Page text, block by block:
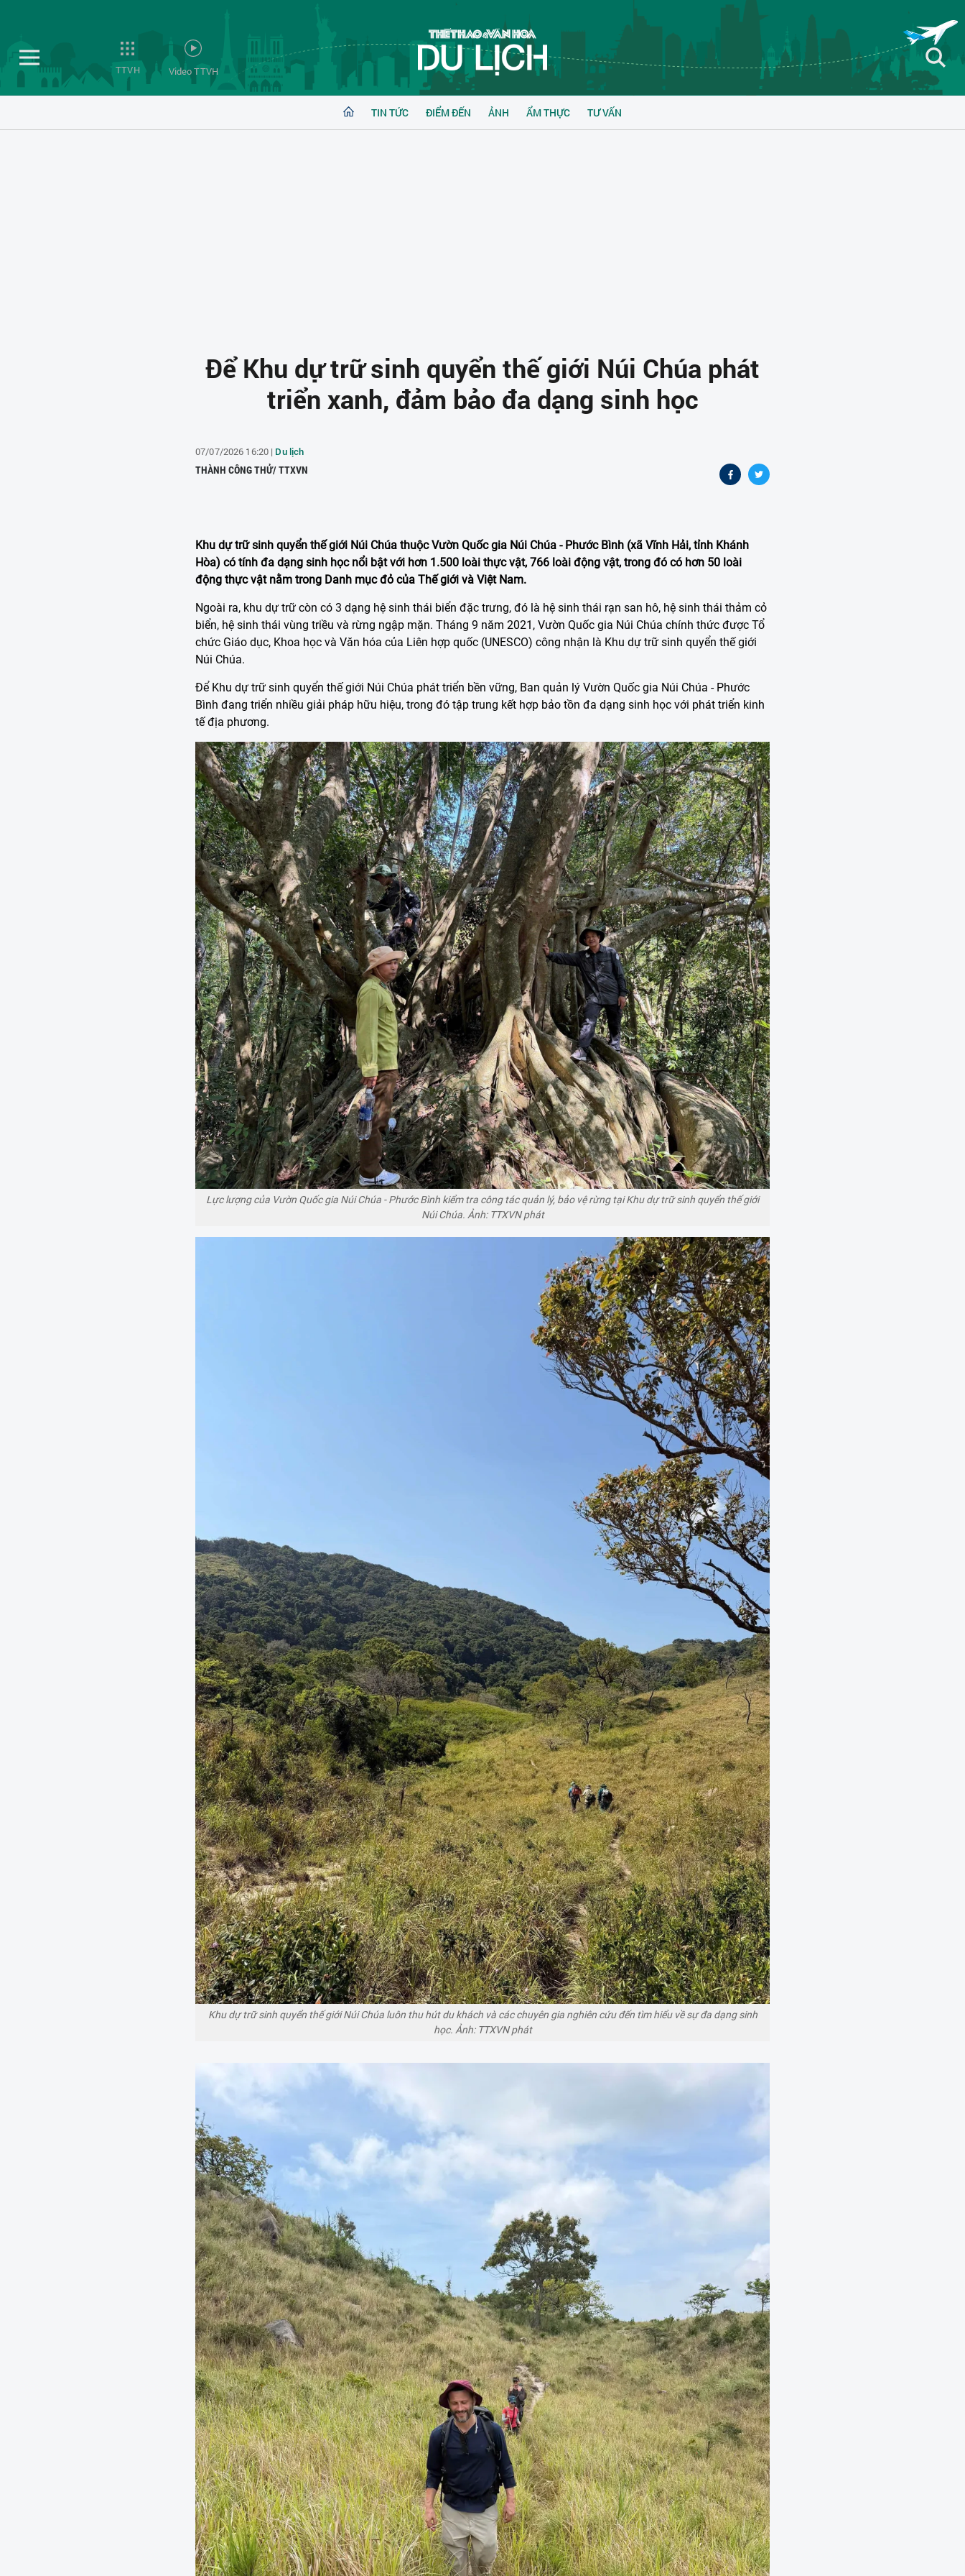
TTVH Video TTVH
TIN TỨC ĐIỂM ĐẾN ẢNH ẨM THỰC TƯ VẤN
Để Khu dự trữ sinh quyển thế giới Núi Chúa phát
triển xanh, đảm bảo đa dạng sinh học
07/07/2026 16:20 | Du lịch
THÀNH CÔNG THỬ/ TTXVN
Khu dự trữ sinh quyển thế giới Núi Chúa thuộc Vườn Quốc gia Núi Chúa - Phước Bình (xã Vĩnh Hải, tỉnh Khánh
Hòa) có tính đa dạng sinh học nổi bật với hơn 1.500 loài thực vật, 766 loài động vật, trong đó có hơn 50 loài
động thực vật nằm trong Danh mục đỏ của Thế giới và Việt Nam.
Ngoài ra, khu dự trữ còn có 3 dạng hệ sinh thái biển đặc trưng, đó là hệ sinh thái rạn san hô, hệ sinh thái thảm cỏ
biển, hệ sinh thái vùng triều và rừng ngập mặn. Tháng 9 năm 2021, Vườn Quốc gia Núi Chúa chính thức được Tổ
chức Giáo dục, Khoa học và Văn hóa của Liên hợp quốc (UNESCO) công nhận là Khu dự trữ sinh quyển thế giới
Núi Chúa.
Để Khu dự trữ sinh quyển thế giới Núi Chúa phát triển bền vững, Ban quản lý Vườn Quốc gia Núi Chúa - Phước
Bình đang triển nhiều giải pháp hữu hiệu, trong đó tập trung kết hợp bảo tồn đa dạng sinh học với phát triển kinh
tế địa phương.
Lực lượng của Vườn Quốc gia Núi Chúa - Phước Bình kiểm tra công tác quản lý, bảo vệ rừng tại Khu dự trữ sinh quyển thế giới
Núi Chúa. Ảnh: TTXVN phát
Khu dự trữ sinh quyển thế giới Núi Chúa luôn thu hút du khách và các chuyên gia nghiên cứu đến tìm hiểu về sự đa dạng sinh
học. Ảnh: TTXVN phát